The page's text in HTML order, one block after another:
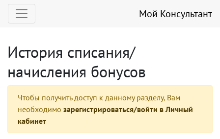
Мой Консультант
История списания/
начисления бонусов
Чтобы получить доступ к данному разделу, Вам
необходимо зарегистрироваться/войти в Личный
кабинет